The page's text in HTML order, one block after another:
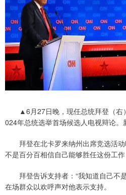
▲6月27日晚，现任总统拜登（右
024年总统选举首场候选人电视辩论。
拜登在北卡罗来纳州出席竞选活动
不是百分百相信自己能够胜任这份工
拜登告诉支持者：“我知道自己不
在场群众以欢呼声对他表示支持。